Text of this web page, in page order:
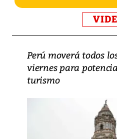
Perú moverá todos
viernes para
turismo